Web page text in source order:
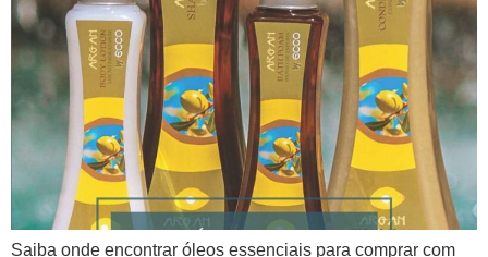
Saiba onde encontrar óleos essenciais para comprar com